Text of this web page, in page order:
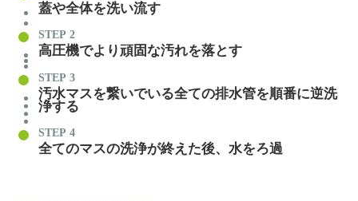
蓋や全体を洗い流す
STEP
高圧機でより頑固な汚れを落とす
STEP
汚水マスを繋いでいる全ての排水管を順番に逆洗
浄する
STEP
全てのマスの洗浄が終えた後、水をろ過